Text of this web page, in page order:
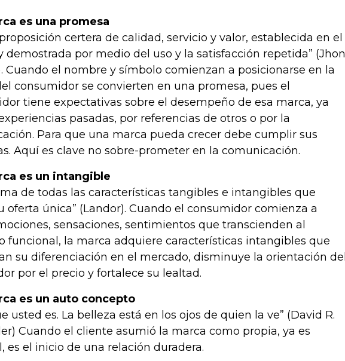
es una promesa
certera de calidad, servicio y valor, establecida en el
demostrada por medio del uso y la satisfacción repetida” (Jhon
Cuando el nombre y símbolo comienzan a posicionarse en la
consumidor se convierten en una promesa, pues el
tiene expectativas sobre el desempeño de esa marca, ya
pasadas, por referencias de otros o por la
Para que una marca pueda crecer debe cumplir sus
Aquí es clave no sobre-prometer en la comunicación.
es un intangible
de todas las características tangibles e intangibles que
oferta única” (Landor). Cuando el consumidor comienza a
sensaciones, sentimientos que transcienden al
funcional, la marca adquiere características intangibles que
su diferenciación en el mercado, disminuye la orientación del
por el precio y fortalece su lealtad.
es un auto concepto
usted es. La belleza está en los ojos de quien la ve” (David R.
Cuando el cliente asumió la marca como propia, ya es
es el inicio de una relación duradera.